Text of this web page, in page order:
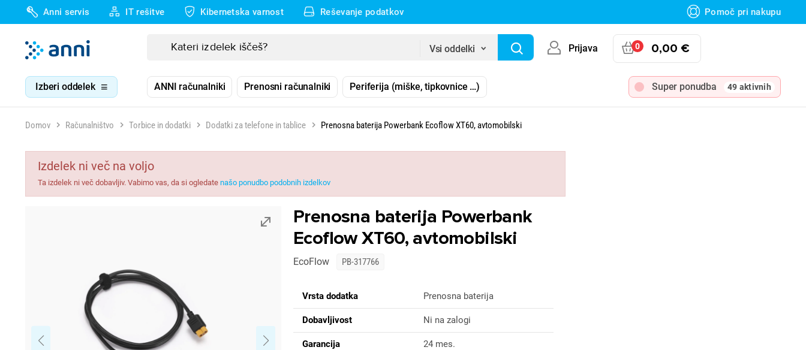
Anni servis IT rešitve Kibernetska varnost Reševanje podatkov Pomoč pri nakupu
Vsi oddelki Prijava 0 0,00 €
Izberi oddelek ANNI računalniki Prenosni računalniki Periferija (miške, tipkovnice …) Super ponudba 49 aktivnih
Domov Računalništvo Torbice in dodatki Dodatki za telefone in tablice Prenosna baterija Powerbank Ecoflow XT60, avtomobilski
Izdelek ni več na voljo
Ta izdelek ni več dobavljiv. Vabimo vas, da si ogledate našo ponudbo podobnih izdelkov
Prenosna baterija Powerbank
Ecoflow XT60, avtomobilski
EcoFlow PB-317766
Vrsta dodatka Prenosna baterija
Dobavljivost Ni na zalogi
Garancija 24 mes.